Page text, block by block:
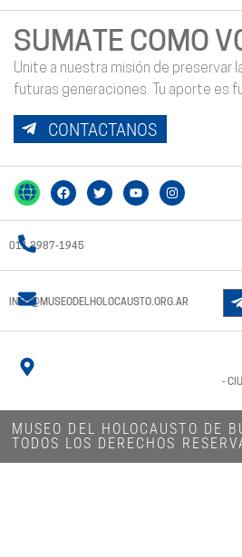
SUMATE COMO
Unite a nuestra misión de preservar
futuras generaciones. Tu aporte es
CONTACTANOS
011 3987-1945
INFO@MUSEODELHOLOCAUSTO.ORG.AR
-
MUSEO DEL HOLOCAUSTO DE
TODOS LOS DERECHOS